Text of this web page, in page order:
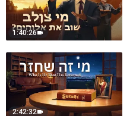
1:40:26
2:42:32